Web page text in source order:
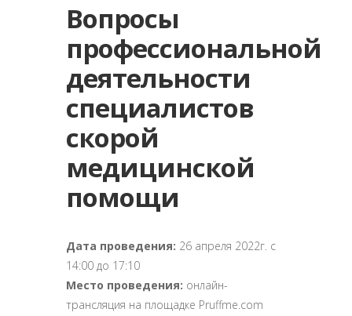
Вопросы
профессиональной
деятельности
специалистов
скорой
медицинской
помощи
Дата проведения: 26 апреля 2022г. с
14:00 до 17:10
Место проведения: онлайн-
трансляция на площадке Pruffme.com